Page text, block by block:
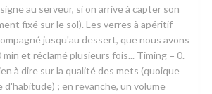
au serveur, si on arrive à capter son
fixé sur le sol). Les verres à apéritif
jusqu'au dessert, que nous avons
et réclamé plusieurs fois... Timing = 0.
à dire sur la qualité des mets (quoique
d'habitude) ; en revanche, un volume